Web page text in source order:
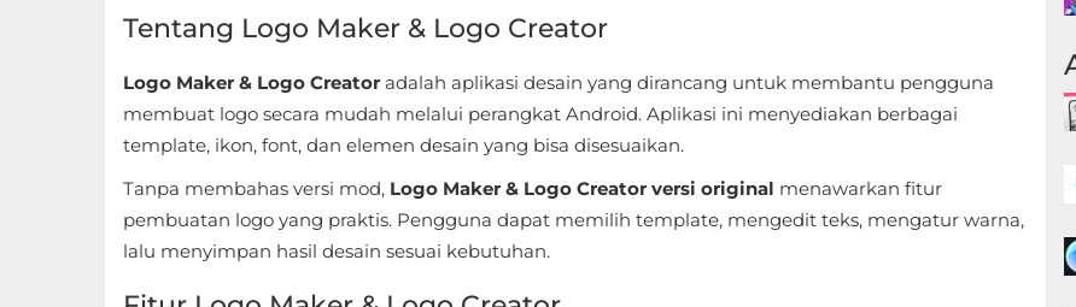
Simulation
Tentang Logo Maker & Logo Creator
Logo Maker & Logo Creator adalah aplikasi desain yang dirancang untuk membantu pengguna
membuat logo secara mudah melalui perangkat Android. Aplikasi ini menyediakan berbagai
template, ikon, font, dan elemen desain yang bisa disesuaikan.
Tanpa membahas versi mod, Logo Maker & Logo Creator versi original menawarkan fitur
pembuatan logo yang praktis. Pengguna dapat memilih template, mengedit teks, mengatur warna,
lalu menyimpan hasil desain sesuai kebutuhan.